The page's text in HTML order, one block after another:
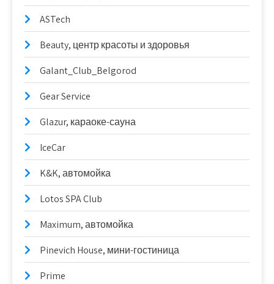
ASTech
Beauty, центр красоты и здоровья
Galant_Club_Belgorod
Gear Service
Glazur, караоке-сауна
IceCar
K&K, автомойка
Lotos SPA Club
Maximum, автомойка
Pinevich House, мини-гостиница
Prime